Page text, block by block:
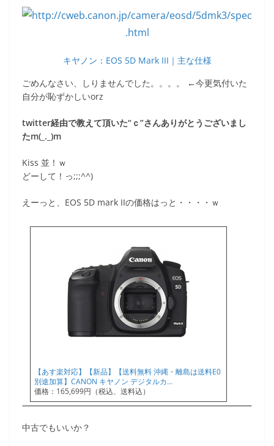
キヤノン：EOS 5D Mark III｜主な仕様
ごめんなさい、しりませんでした。。。。 ←今更気付いた
自分が恥ずかしいorz
twitter経由で教えて頂いた“ｃ”さんありがとうございまし
たm(_._)m
Kiss 並！ｗ
どーして！っ;;;^^)
えーっと、EOS 5D mark IIの価格はっと・・・・ｗ
【あす楽対応】【新品】【送料無料 沖縄・離島は送料E0
別途加算】CANON キヤノン デジタルカ…
価格：165,699円（税込、送料込）
中古でもいいか？